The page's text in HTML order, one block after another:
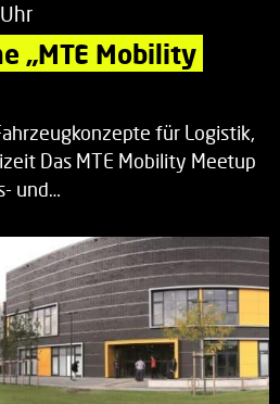
„MTE Mobility
für Logistik,
Das MTE Mobility Meetup
und…